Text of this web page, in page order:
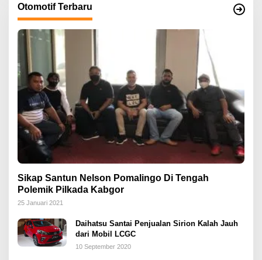
Otomotif Terbaru
Sikap Santun Nelson Pomalingo Di Tengah
Polemik Pilkada Kabgor
25 Januari 2021
Daihatsu Santai Penjualan Sirion Kalah Jauh
dari Mobil LCGC
10 September 2020